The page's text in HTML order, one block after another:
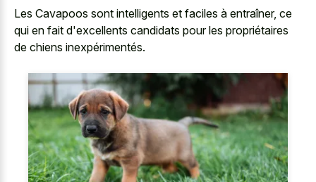
Les Cavapoos sont intelligents et faciles à entraîner, ce
qui en fait d'excellents candidats pour les propriétaires
de chiens inexpérimentés.